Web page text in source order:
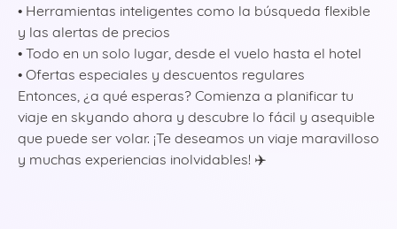
• Herramientas inteligentes como la búsqueda flexible
y las alertas de precios
• Todo en un solo lugar, desde el vuelo hasta el hotel
• Ofertas especiales y descuentos regulares
Entonces, ¿a qué esperas? Comienza a planificar tu
viaje en skyando ahora y descubre lo fácil y asequible
que puede ser volar. ¡Te deseamos un viaje maravilloso
y muchas experiencias inolvidables! ✈️